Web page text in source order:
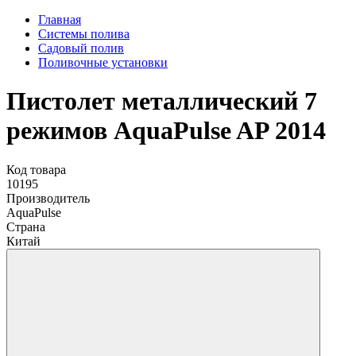
Главная
Системы полива
Садовый полив
Поливочные установки
Пистолет металлический 7
режимов AquaPulse AP 2014
Код товара
10195
Производитель
AquaPulse
Страна
Китай